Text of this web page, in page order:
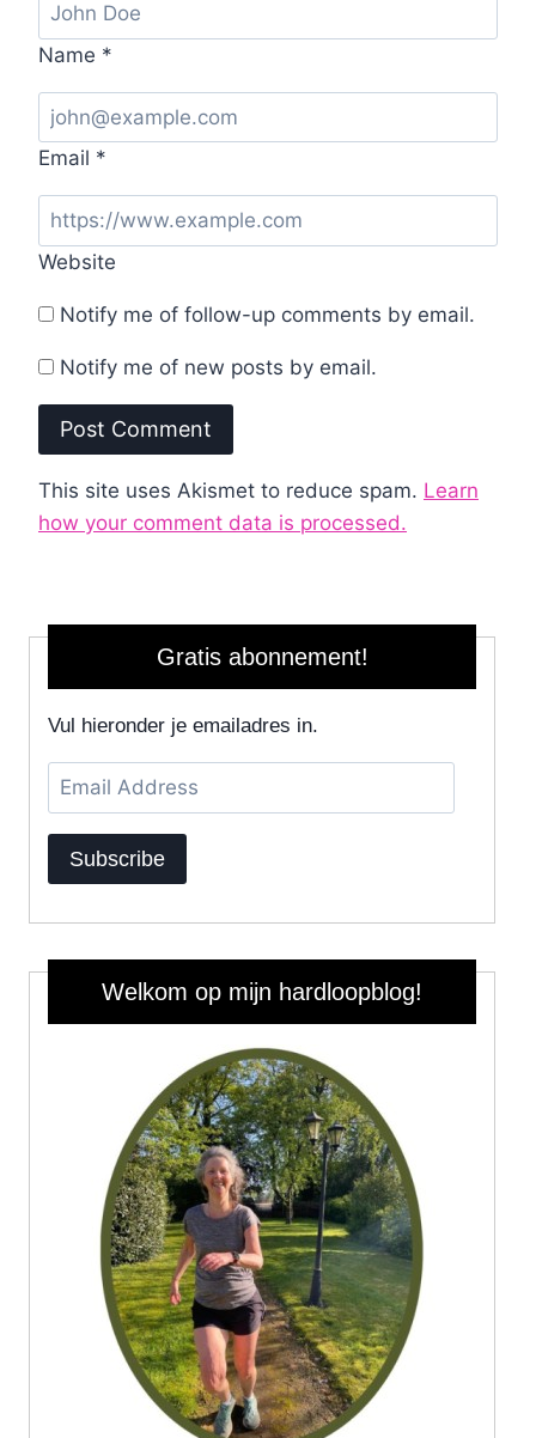
Name *
Email *
Website
Notify me of follow-up comments by email.
Notify me of new posts by email.
This site uses Akismet to reduce spam. Learn
how your comment data is processed.
Gratis abonnement!
Vul hieronder je emailadres in.
Email
Address
Subscribe
Welkom op mijn hardloopblog!